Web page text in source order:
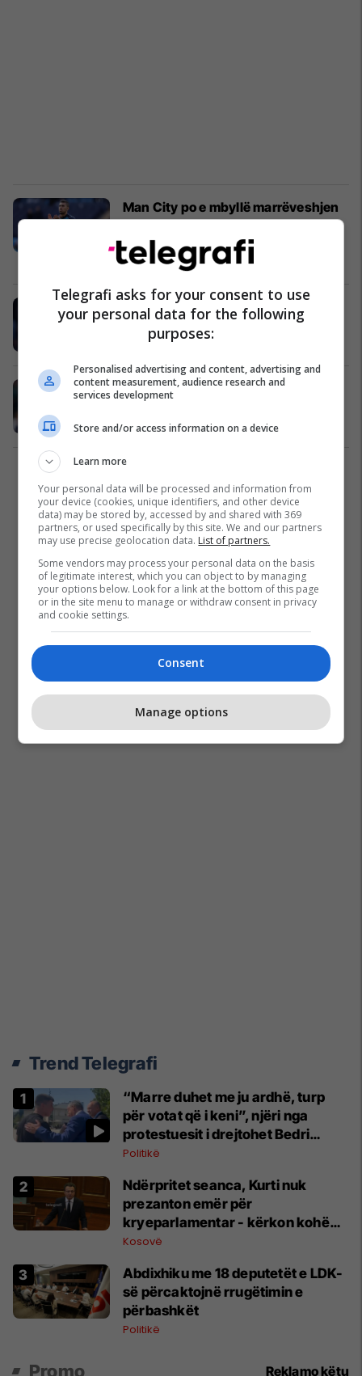
Man City po e mbyllë marrëveshjen
me pasuesin e Rodrit, kushton mbi
100 milionë euro
Premier League 29/07/2026
Barcelona rivalizon Realin në garë
për Rodrin
La Liga 29/07/2026
Rodri i etur për t’iu bashkuar Real
Madridit
La Liga 20/07/2026
Trend Telegrafi
“Marre duhet me ju ardhë, turp
për votat që i keni”, njëri nga
protestuesit i drejtohet Bedri
Hamzës
Politikë
Ndërpritet seanca, Kurti nuk
prezanton emër për
kryeparlamentar - kërkon kohë
shtesë për marrëveshje politike
Kosovë
Abdixhiku me 18 deputetët e LDK-
së përcaktojnë rrugëtimin e
përbashkët
Politikë
Promo Reklamo këtu
Telegrafi asks for your consent to use
your personal data for the following
purposes:
Personalised advertising and content, advertising and
content measurement, audience research and
services development
Store and/or access information on a device
Learn more
Your personal data will be processed and information from
your device (cookies, unique identifiers, and other device
data) may be stored by, accessed by and shared with 369
partners, or used specifically by this site. We and our partners
may use precise geolocation data. List of partners.
Some vendors may process your personal data on the basis
of legitimate interest, which you can object to by managing
your options below. Look for a link at the bottom of this page
or in the site menu to manage or withdraw consent in privacy
and cookie settings.
Consent
Manage options